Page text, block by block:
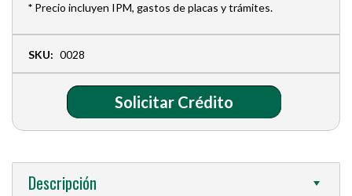
* Precio incluyen IPM, gastos de placas y trámites.
SKU: 0028
Solicitar Crédito
Descripción